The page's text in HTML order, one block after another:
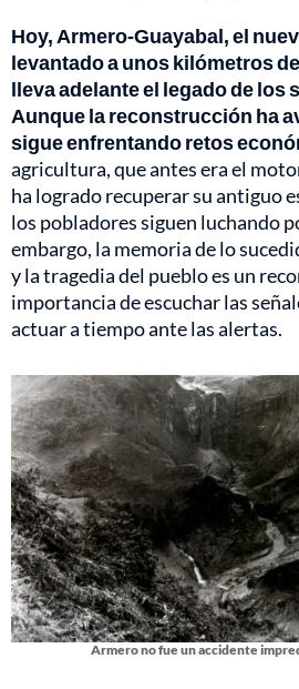
Hoy, Armero-Guayabal, el
levantado a unos kilómetros
lleva adelante el legado de los
Aunque la reconstrucción ha
sigue enfrentando retos
agricultura, que antes era el
ha logrado recuperar su antiguo
los pobladores siguen luchando
embargo, la memoria de lo
y la tragedia del pueblo es un
importancia de escuchar las
actuar a tiempo ante las alertas.
Armero no fue un accidente